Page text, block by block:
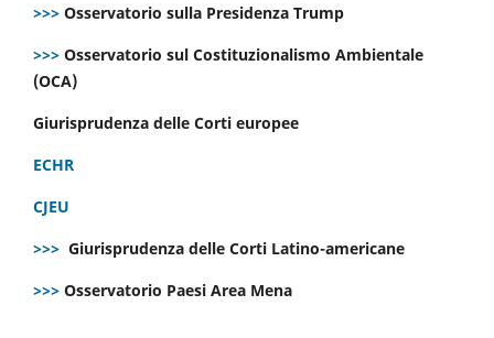
>>> Osservatorio sulla Presidenza Trump
>>> Osservatorio sul Costituzionalismo Ambientale
(OCA)
Giurisprudenza delle Corti europee
ECHR
CJEU
>>> Giurisprudenza delle Corti Latino-americane
>>> Osservatorio Paesi Area Mena